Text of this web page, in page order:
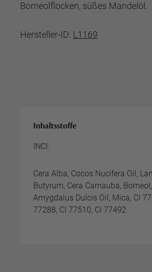
Borneolflocken, süßes Mandelöl.
Hersteller-ID: L1169
Inhaltsstoffe
INCI:
Cera Alba, Cocos Nucifera Oil,
Butyrum, Cera Carnauba,
Amygdalus Dulcis Oil, Mica, CI
77288, CI 77510, CI 77492